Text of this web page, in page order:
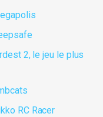
2, le jeu le plus
RC Racer